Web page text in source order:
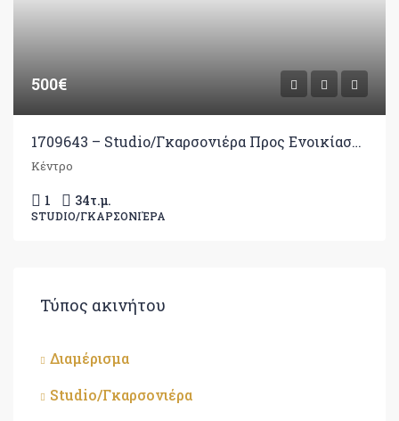
500€
1709643 – Studio/Γκαρσονιέρα Προς Ενοικίαση, Ιωάννινα, 34 τ.μ., €500
Κέντρο
1 34τ.μ.
STUDIO/ΓΚΑΡΣΟΝΙΈΡΑ
Τύπος ακινήτου
Διαμέρισμα
Studio/Γκαρσονιέρα